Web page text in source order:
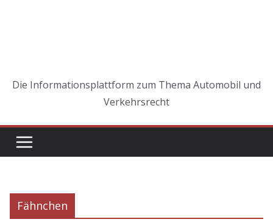
Die Informationsplattform zum Thema Automobil und
Verkehrsrecht
Fähnchen